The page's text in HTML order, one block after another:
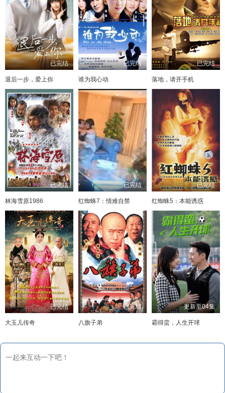
已完结
退后一步，爱上你
已完结
谁为我心动
已完结
落地，请开手机
已完结
林海雪原1986
已完结
红蜘蛛7：情难自禁
已完结
红蜘蛛5：本能诱惑
已完结
大玉儿传奇
已完结
八旗子弟
更新至04集
霸得蛮，人生开球